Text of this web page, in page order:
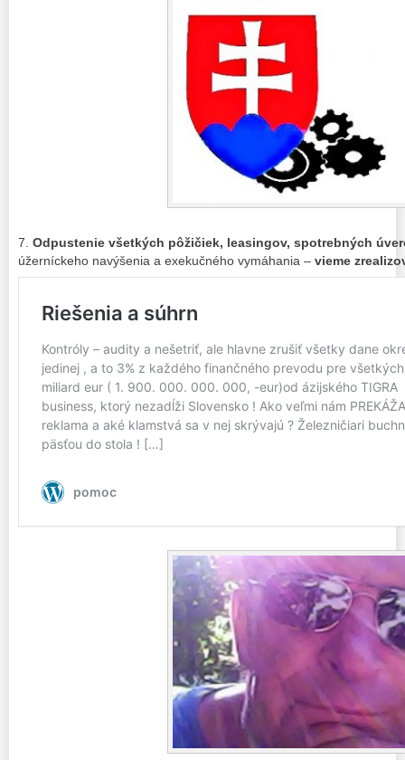
7. Odpustenie všetkých pôžičiek, leasingov, spotrebných
úžerníckeho navýšenia a exekučného vymáhania – vieme